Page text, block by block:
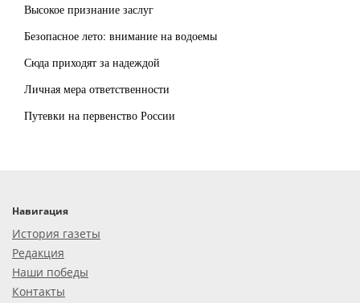
Высокое признание заслуг
Безопасное лето: внимание на водоемы
Сюда приходят за надеждой
Личная мера ответственности
Путевки на первенство России
Навигация
История газеты
Редакция
Наши победы
Контакты